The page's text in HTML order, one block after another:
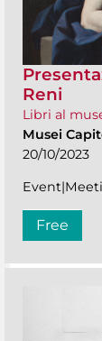
Reni
Libri al
Musei
20/10/2023
Free